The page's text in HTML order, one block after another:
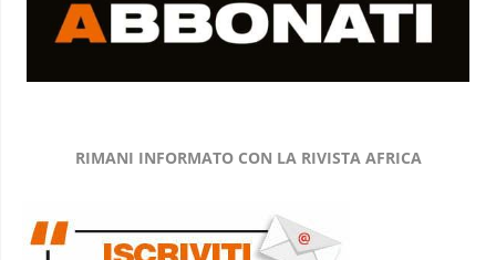
RIMANI INFORMATO CON LA RIVISTA AFRICA